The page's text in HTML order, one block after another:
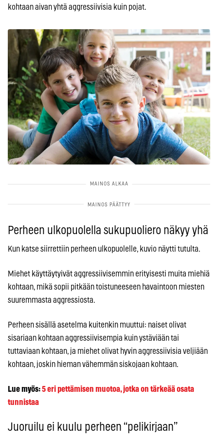
kohtaan aivan yhtä aggressiivisia kuin pojat.
Perheen ulkopuolella sukupuoliero näkyy yhä
Kun katse siirrettiin perheen ulkopuolelle, kuvio näytti tutulta.
Miehet käyttäytyivät aggressiivisemmin erityisesti muita miehiä
kohtaan, mikä sopii pitkään toistuneeseen havaintoon miesten
suuremmasta aggressiosta.
Perheen sisällä asetelma kuitenkin muuttui: naiset olivat
sisariaan kohtaan aggressiivisempia kuin ystäviään tai
tuttaviaan kohtaan, ja miehet olivat hyvin aggressiivisia veljiään
kohtaan, joskin hieman vähemmän siskojaan kohtaan.
Lue myös:5 eri pettämisen muotoa, jotka on tärkeää osata
tunnistaa
Juoruilu ei kuulu perheen “pelikirjaan”